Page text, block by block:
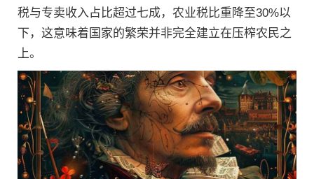
税与专卖收入占比超过七成，农业税比重降至30%以
下，这意味着国家的繁荣并非完全建立在压榨农民之
上。